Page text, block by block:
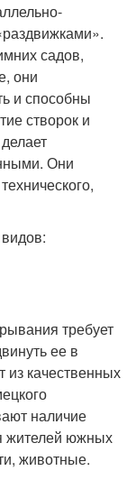
садов,
они
и способны
створок и
Они
требует
ее в
из качественных
наличие
жителей южных
животные.